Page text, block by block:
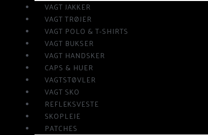
VAGT JAKKER
VAGT TRØJER
VAGT POLO & T-SHIRTS
VAGT BUKSER
VAGT HANDSKER
CAPS & HUER
VAGTSTØVLER
VAGT SKO
REFLEKSVESTE
SKOPLEJE
PATCHES